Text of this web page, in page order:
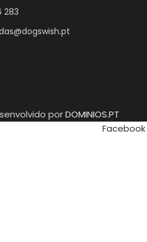
283
porDOMINIOS.PT
Facebook